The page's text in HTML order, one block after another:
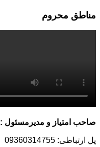
مناطق محروم
صاحب امتیاز و مدیرمسئول :
پل ارتباطی: 09360314755